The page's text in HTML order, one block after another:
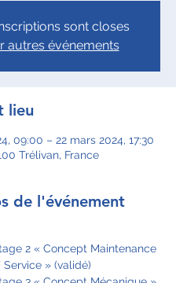
sont closes
autres événements
lieu
09:00 – 22 mars 2024, 17:30
Trélivan, France
de l'événement
2 « Concept Maintenance
Service » (validé)